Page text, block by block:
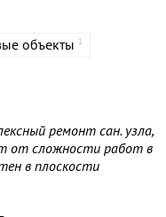
объекты 1
ремонт сан. узла,
от сложности работ в
в плоскости